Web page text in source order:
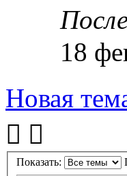
18
Новая
Показать: